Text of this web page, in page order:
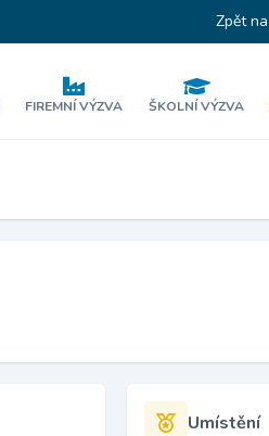
Zpět
FIREMNÍ VÝZVA ŠKOLNÍ VÝZVA
Umístění